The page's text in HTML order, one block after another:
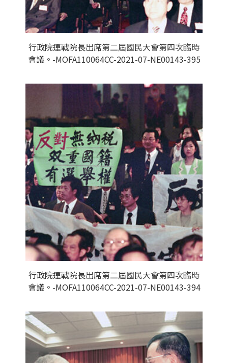
行政院連戰院長出席第二屆國民大會第四次臨時
會議。-MOFA110064CC-2021-07-NE00143-395
行政院連戰院長出席第二屆國民大會第四次臨時
會議。-MOFA110064CC-2021-07-NE00143-394